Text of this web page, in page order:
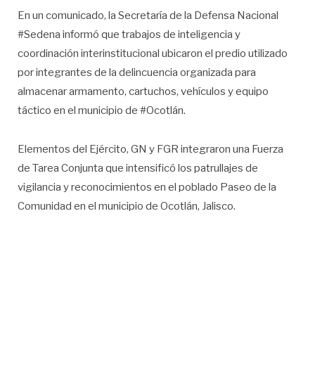
En un comunicado, la Secretaría de la Defensa Nacional
#Sedena informó que trabajos de inteligencia y
coordinación interinstitucional ubicaron el predio utilizado
por integrantes de la delincuencia organizada para
almacenar armamento, cartuchos, vehículos y equipo
táctico en el municipio de #Ocotlán.
Elementos del Ejército, GN y FGR integraron una Fuerza
de Tarea Conjunta que intensificó los patrullajes de
vigilancia y reconocimientos en el poblado Paseo de la
Comunidad en el municipio de Ocotlán, Jalisco.